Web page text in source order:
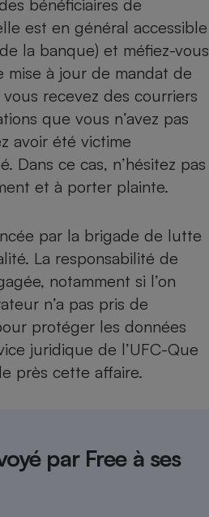
bénéficiaires de
est en général accessible
la banque) et méfiez-vous
à jour de mandat de
recevez des courriers
que vous n’avez pas
avoir été victime
Dans ce cas, n’hésitez pas
et à porter plainte.
par la brigade de lutte
La responsabilité de
notamment si l’on
n’a pas pris de
protéger les données
juridique de l’UFC-Que
près cette affaire.
par Free à ses
Cafetière à expressos
Robot ménager